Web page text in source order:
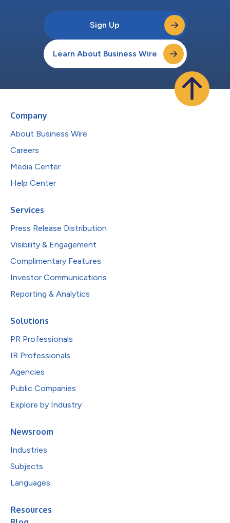
Sign Up
Learn About Business Wire
Company
About Business Wire
Careers
Media Center
Help Center
Services
Press Release Distribution
Visibility & Engagement
Complimentary Features
Investor Communications
Reporting & Analytics
Solutions
PR Professionals
IR Professionals
Agencies
Public Companies
Explore by Industry
Newsroom
Industries
Subjects
Languages
Resources